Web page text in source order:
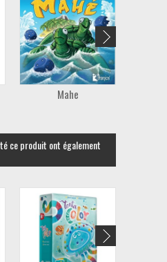
Mahe
ce produit ont également